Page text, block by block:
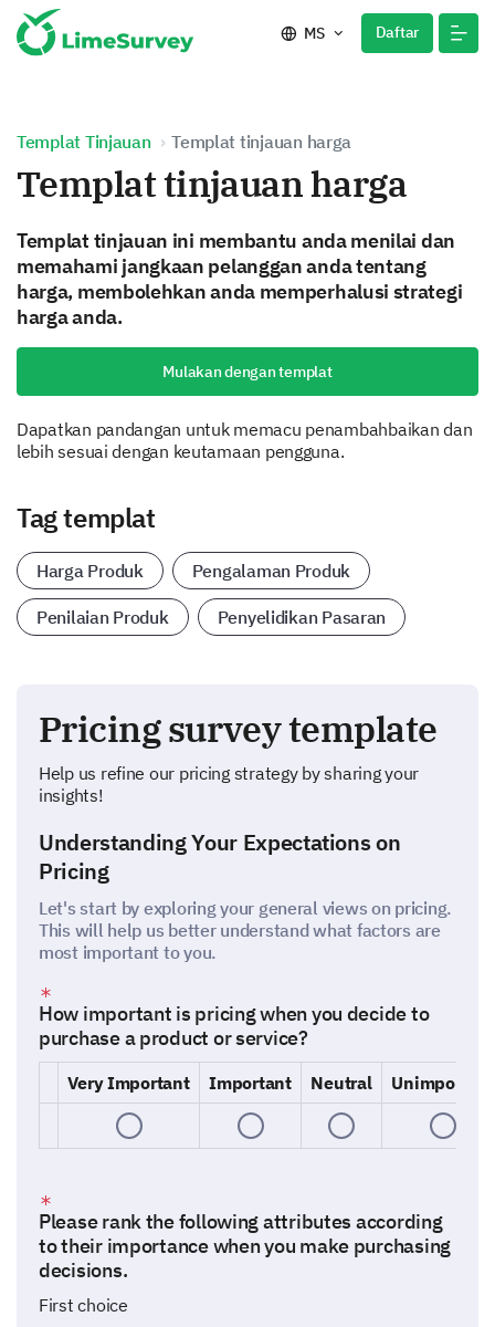
MS Daftar
Templat Tinjauan Templat tinjauan harga
Templat tinjauan harga
Templat tinjauan ini membantu anda menilai dan
memahami jangkaan pelanggan anda tentang
harga, membolehkan anda memperhalusi strategi
harga anda.
Mulakan dengan templat
Dapatkan pandangan untuk memacu penambahbaikan dan
lebih sesuai dengan keutamaan pengguna.
Tag templat
Harga Produk Pengalaman Produk
Penilaian Produk Penyelidikan Pasaran
Pricing survey template
Help us refine our pricing strategy by sharing your
insights!
Understanding Your Expectations on
Pricing
Let's start by exploring your general views on pricing.
This will help us better understand what factors are
most important to you.
How important is pricing when you decide to
purchase a product or service?
Very Important Important Neutral Unimportant
Please rank the following attributes according
to their importance when you make purchasing
decisions.
First choice